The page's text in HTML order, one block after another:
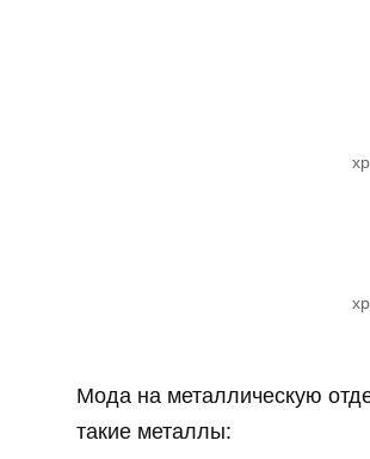
Мода на металлическую
такие металлы: